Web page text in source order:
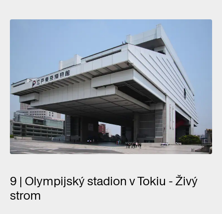
9 | Olympijský stadion v Tokiu - Živý
strom